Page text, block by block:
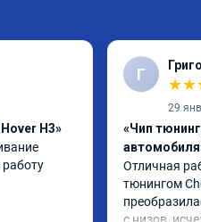
H3»
Г
★★
29
«Чип
Отличная
тюнингом